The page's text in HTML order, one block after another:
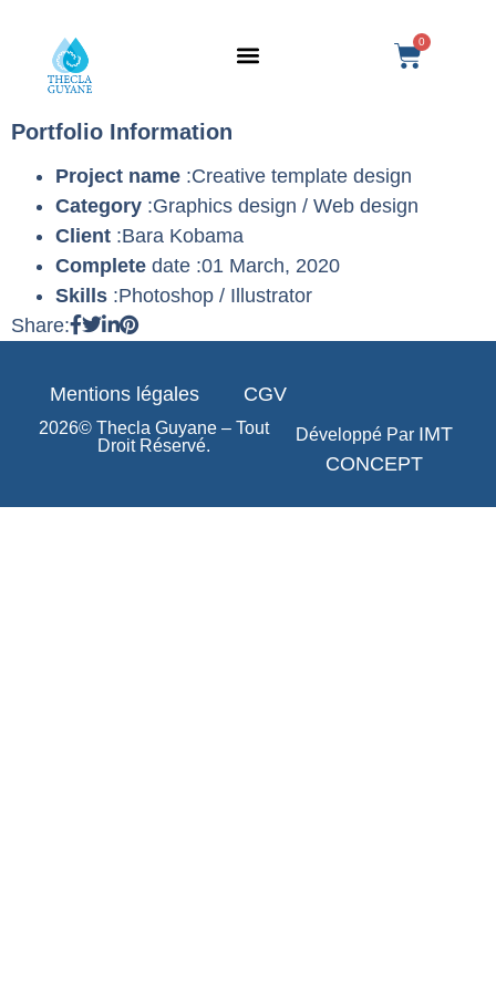
0
Portfolio Information
Project name :Creative template design
Category :Graphics design / Web design
Client :Bara Kobama
Complete date :01 March, 2020
Skills :Photoshop / Illustrator
Share:
Mentions légales CGV
2026© Thecla Guyane – Tout
Droit Réservé.
Développé Par IMT
CONCEPT